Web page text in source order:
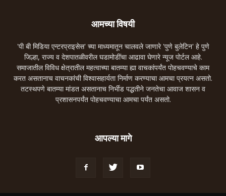
आमच्या विषयी
'पी बी मिडिया एन्टरप्राइसेस' च्या माध्यमातून चालवले जाणारे 'पुणे बुलेटिन' हे पुणे
जिल्हा, राज्य व देशपातळीवरील घडामोडींचा आढावा घेणारे न्यूज पोर्टल आहे.
समाजातील विविध क्षेत्रातील महत्वाच्या बातम्या ह्या वाचकांपर्यंत पोहचवण्याचे काम
करत असतानाच वाचनकांची विश्वासहार्यता निर्माण करण्याचा आमचा प्रयत्न असतो.
तटस्थपणे बातम्या मांडत असतानाच निर्भीड पद्धतीने जनतेचा आवाज शासन व
प्रशासनपर्यंत पोहचवण्याचा आमचा पर्यंत असतो.
आपल्या मागे